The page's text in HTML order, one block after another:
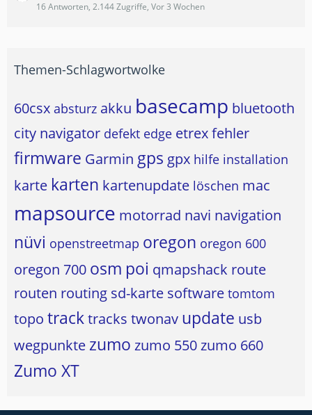
16 Antworten, 2.144 Zugriffe, Vor 3 Wochen
Themen-Schlagwortwolke
60csx absturz akku basecamp bluetooth
city navigator defekt edge etrexfehler
firmware Garmin gps gpx hilfe installation
karte karten kartenupdate löschen mac
mapsource motorrad navi navigation
nüvi openstreetmap oregon oregon 600
oregon 700 osm poi qmapshack route
routen routing sd-karte software tomtom
topo tracktracks twonav update usb
wegpunkte zumo zumo 550zumo 660
Zumo XT